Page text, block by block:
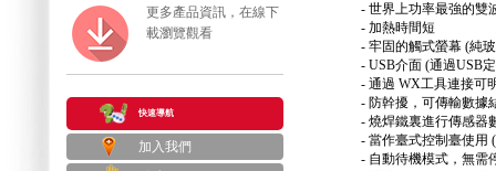
更多產品資訊，在線下
載瀏覽觀看
快速導航
加入我們
- 世界上功率最強的雙
- 加熱時間短
- 牢固的觸式螢幕 (純
- USB介面 (通過USB
- 通過 WX工具連接可
- 防幹擾，可傳輸數據
- 燒焊鐵裏進行傳感器
- 當作臺式控制臺使用
- 自動待機模式，無需